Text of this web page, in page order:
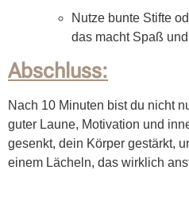
Nutze bunte Stifte
das macht Spaß
Abschluss:
Nach 10 Minuten bist du nicht
guter Laune, Motivation und
gesenkt, dein Körper gestärkt,
einem Lächeln, das wirklich